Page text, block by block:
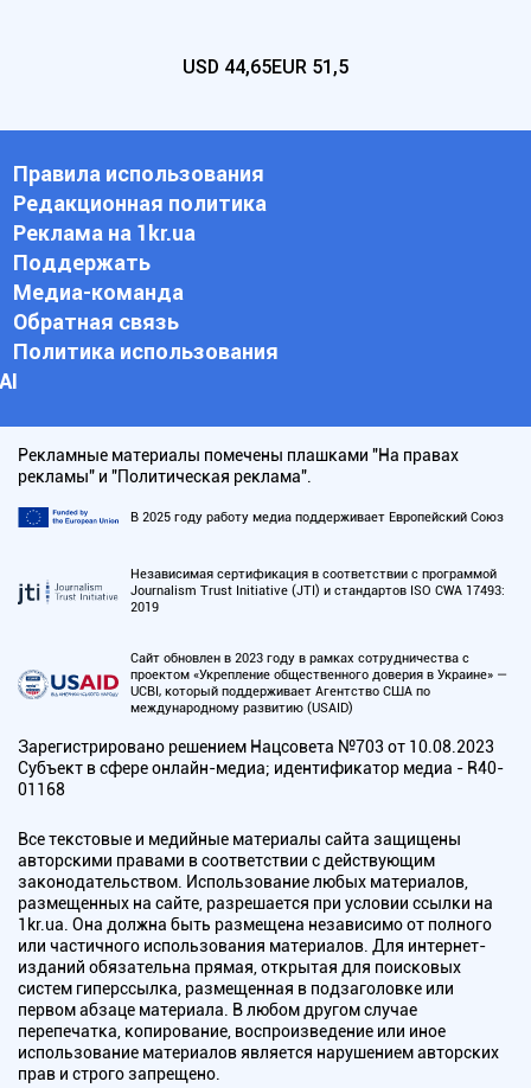
USD 44,65EUR 51,5
Правила использования
Редакционная политика
Реклама на 1kr.ua
Поддержать
Медиа-команда
Обратная связь
Политика использования
АI
Рекламные материалы помечены плашками "На правах
рекламы" и "Политическая реклама".
В 2025 году работу медиа поддерживает Европейский Союз
Независимая сертификация в соответствии с программой
Journalism Trust Initiative (JTI) и стандартов ISO CWA 17493:
2019
Сайт обновлен в 2023 году в рамках сотрудничества с
проектом «Укрепление общественного доверия в Украине» —
UCBI, который поддерживает Агентство США по
международному развитию (USAID)
Зарегистрировано решением Нацсовета №703 от 10.08.2023
Субъект в сфере онлайн-медиа; идентификатор медиа - R40-
01168
Все текстовые и медийные материалы сайта защищены
авторскими правами в соответствии с действующим
законодательством. Использование любых материалов,
размещенных на сайте, разрешается при условии ссылки на
1kr.ua. Она должна быть размещена независимо от полного
или частичного использования материалов. Для интернет-
изданий обязательна прямая, открытая для поисковых
систем гиперссылка, размещенная в подзаголовке или
первом абзаце материала. В любом другом случае
перепечатка, копирование, воспроизведение или иное
использование материалов является нарушением авторских
прав и строго запрещено.